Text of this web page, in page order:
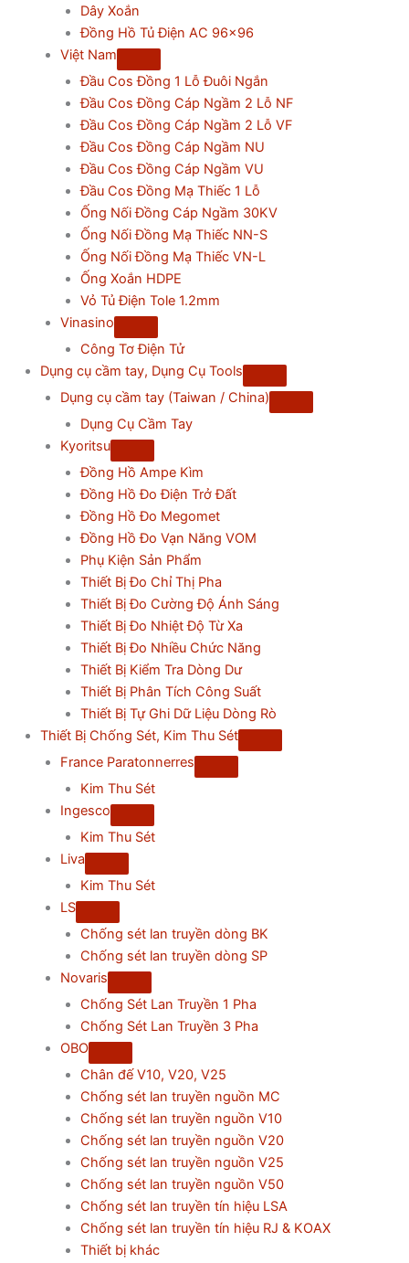
Dây Xoắn
Đồng Hồ Tủ Điện AC 96×96
Việt Nam
Đầu Cos Đồng 1 Lỗ Đuôi Ngắn
Đầu Cos Đồng Cáp Ngầm 2 Lỗ NF
Đầu Cos Đồng Cáp Ngầm 2 Lỗ VF
Đầu Cos Đồng Cáp Ngầm NU
Đầu Cos Đồng Cáp Ngầm VU
Đầu Cos Đồng Mạ Thiếc 1 Lỗ
Ống Nối Đồng Cáp Ngầm 30KV
Ống Nối Đồng Mạ Thiếc NN-S
Ống Nối Đồng Mạ Thiếc VN-L
Ống Xoắn HDPE
Vỏ Tủ Điện Tole 1.2mm
Vinasino
Công Tơ Điện Tử
Dụng cụ cầm tay, Dụng Cụ Tools
Dụng cụ cầm tay (Taiwan / China)
Dụng Cụ Cầm Tay
Kyoritsu
Đồng Hồ Ampe Kìm
Đồng Hồ Đo Điện Trở Đất
Đồng Hồ Đo Megomet
Đồng Hồ Đo Vạn Năng VOM
Phụ Kiện Sản Phẩm
Thiết Bị Đo Chỉ Thị Pha
Thiết Bị Đo Cường Độ Ánh Sáng
Thiết Bị Đo Nhiệt Độ Từ Xa
Thiết Bị Đo Nhiều Chức Năng
Thiết Bị Kiểm Tra Dòng Dư
Thiết Bị Phân Tích Công Suất
Thiết Bị Tự Ghi Dữ Liệu Dòng Rò
Thiết Bị Chống Sét, Kim Thu Sét
France Paratonnerres
Kim Thu Sét
Ingesco
Kim Thu Sét
Liva
Kim Thu Sét
LS
Chống sét lan truyền dòng BK
Chống sét lan truyền dòng SP
Novaris
Chống Sét Lan Truyền 1 Pha
Chống Sét Lan Truyền 3 Pha
OBO
Chân đế V10, V20, V25
Chống sét lan truyền nguồn MC
Chống sét lan truyền nguồn V10
Chống sét lan truyền nguồn V20
Chống sét lan truyền nguồn V25
Chống sét lan truyền nguồn V50
Chống sét lan truyền tín hiệu LSA
Chống sét lan truyền tín hiệu RJ & KOAX
Thiết bị khác